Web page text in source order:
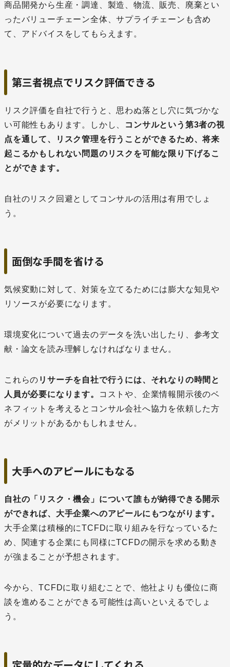
商品開発から生産・調達、製造、物流、販売、廃棄とい
ったバリューチェーン全体、サプライチェーンも含め
て、アドバイスをしてもらえます。
第三者視点でリスク評価できる
リスク評価を自社で行うと、思わぬ落とし穴に気づかな
い可能性もあります。しかし、
コンサルという第3者の視
点を通して、リスク管理を行うことができるため、将来
起こるかもしれない問題のリスクを可能な限り下げるこ
とができます。
自社のリスク回避としてコンサルの活用は有用でしょ
う。
面倒な手間を省ける
気候変動に対して、対策を立てるためには膨大な知見や
リソースが必要になります。
環境変化について過去のデータを洗い出したり、参考文
献・論文を読み理解しなければなりません。
これらの リサーチを自社で行うには、それなりの時間と
人員が必要になります。
コストや、企業情報開示後のベ
ネフィットを考えるとコンサル会社へ協力を依頼した方
がメリットがあるかもしれません。
大手へのアピールにもなる
自社の「リスク・機会」について誰もが納得できる開示
ができれば、大手企業へのアピールにもつながります。
大手企業は積極的にTCFDに取り組みを行なっているた
め、関連する企業にも同様にTCFDの開示を求める動き
が強まることが予想されます。
今から、TCFDに取り組むことで、他社よりも優位に商
談を進めることができる可能性は高いといえるでしょ
う。